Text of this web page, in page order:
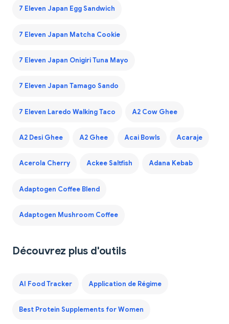
7 Eleven Japan Egg Sandwich
7 Eleven Japan Matcha Cookie
7 Eleven Japan Onigiri Tuna Mayo
7 Eleven Japan Tamago Sando
7 Eleven Laredo Walking Taco A2 Cow Ghee
A2 Desi Ghee A2 Ghee Acai Bowls Acaraje
Acerola Cherry Ackee Saltfish Adana Kebab
Adaptogen Coffee Blend
Adaptogen Mushroom Coffee
Découvrez plus d'outils
AI Food Tracker Application de Régime
Best Protein Supplements for Women